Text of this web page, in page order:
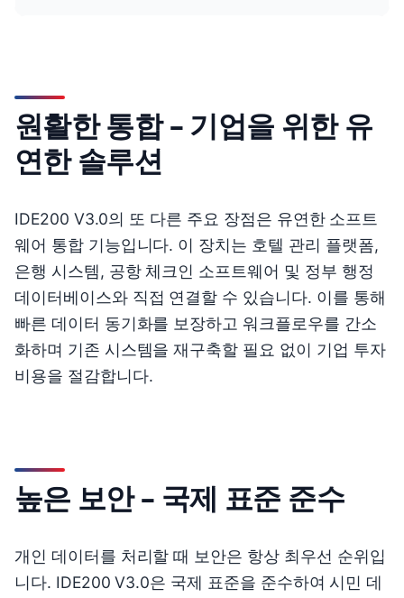
원활한 통합 – 기업을 위한 유
연한 솔루션
IDE200 V3.0의 또 다른 주요 장점은 유연한 소프트
웨어 통합 기능입니다. 이 장치는 호텔 관리 플랫폼,
은행 시스템, 공항 체크인 소프트웨어 및 정부 행정
데이터베이스와 직접 연결할 수 있습니다. 이를 통해
빠른 데이터 동기화를 보장하고 워크플로우를 간소
화하며 기존 시스템을 재구축할 필요 없이 기업 투자
비용을 절감합니다.
높은 보안 – 국제 표준 준수
개인 데이터를 처리할 때 보안은 항상 최우선 순위입
니다. IDE200 V3.0은 국제 표준을 준수하여 시민 데